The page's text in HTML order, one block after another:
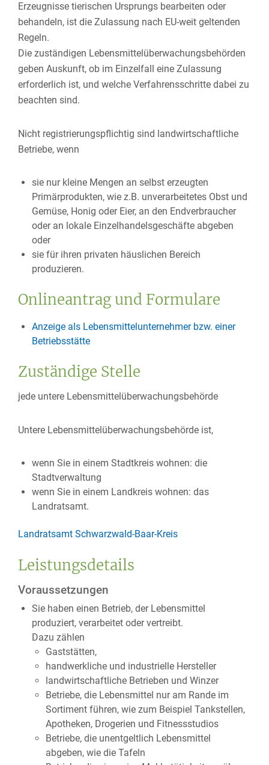
Erzeugnisse tierischen Ursprungs bearbeiten oder
behandeln, ist die Zulassung nach EU-weit geltenden
Regeln.
Die zuständigen Lebensmittelüberwachungsbehörden
geben Auskunft, ob im Einzelfall eine Zulassung
erforderlich ist, und welche Verfahrensschritte dabei zu
beachten sind.
Nicht registrierungspflichtig sind landwirtschaftliche
Betriebe, wenn
sie nur kleine Mengen an selbst erzeugten
Primärprodukten, wie z.B. unverarbeitetes Obst und
Gemüse, Honig oder Eier, an den Endverbraucher
oder an lokale Einzelhandelsgeschäfte abgeben
oder
sie für ihren privaten häuslichen Bereich
produzieren.
Onlineantrag und Formulare
Anzeige als Lebensmittelunternehmer bzw. einer
Betriebsstätte
Zuständige Stelle
jede untere Lebensmittelüberwachungsbehörde
Untere Lebensmittelüberwachungsbehörde ist,
wenn Sie in einem Stadtkreis wohnen: die
Stadtverwaltung
wenn Sie in einem Landkreis wohnen: das
Landratsamt.
Landratsamt Schwarzwald-Baar-Kreis
Leistungsdetails
Voraussetzungen
Sie haben einen Betrieb, der Lebensmittel
produziert, verarbeitet oder vertreibt.
Dazu zählen
Gaststätten,
handwerkliche und industrielle Hersteller
landwirtschaftliche Betrieben und Winzer
Betriebe, die Lebensmittel nur am Rande im
Sortiment führen, wie zum Beispiel Tankstellen,
Apotheken, Drogerien und Fitnessstudios
Betriebe, die unentgeltlich Lebensmittel
abgeben, wie die Tafeln